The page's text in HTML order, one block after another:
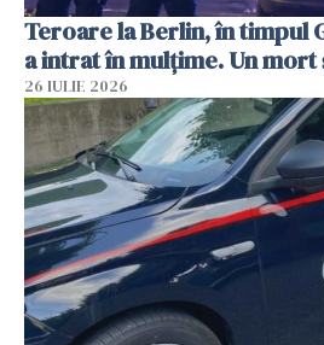
Teroare la Berlin, în timpul
a intrat în mulțime. Un mort
26 IULIE 2026